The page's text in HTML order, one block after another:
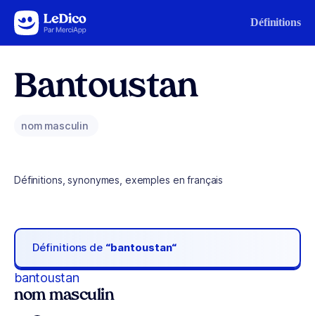
Aller au contenu Définitions
Bantoustan
nom masculin
Définitions, synonymes, exemples en français
Définitions de “bantoustan“
bantoustan
nom masculin